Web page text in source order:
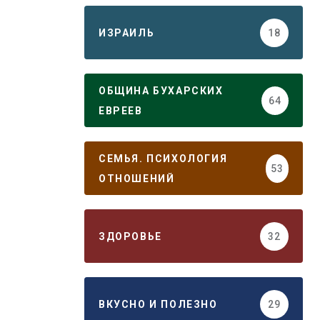
ИЗРАИЛЬ 18
ОБЩИНА БУХАРСКИХ
ЕВРЕЕВ
64
СЕМЬЯ. ПСИХОЛОГИЯ
ОТНОШЕНИЙ
53
ЗДОРОВЬЕ 32
ВКУСНО И ПОЛЕЗНО 29